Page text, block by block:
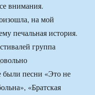
внимания.
на мой
печальная история.
группа
были песни «Это не
«Братская